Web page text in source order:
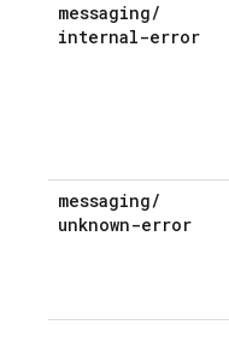
messaging/
internal-error
messaging/
unknown-error